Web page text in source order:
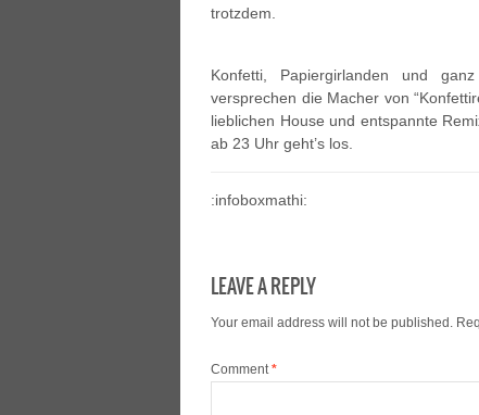
trotzdem.
Konfetti, Papiergirlanden und
versprechen die Macher von
lieblichen House und entspannte
ab 23 Uhr geht’s los.
:infoboxmathi:
LEAVE A REPLY
Your email address will not be published.
Comment*